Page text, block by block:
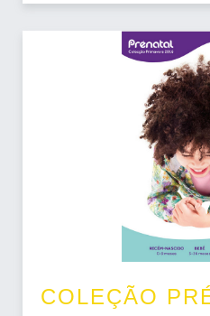
COLEÇÃO